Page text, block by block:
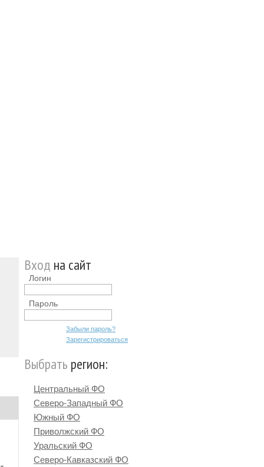
Вход на сайт
Логин
Пароль
Забыли пароль?
Зарегистрироваться
Выбрать регион:
Центральный ФО
Северо-Западный ФО
Южный ФО
Приволжский ФО
Уральский ФО
Северо-Кавказский ФО